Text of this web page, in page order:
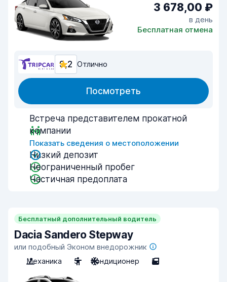
3 678,00 ₽
в день
Бесплатная отмена
9,2 Отлично
Посмотреть
Встреча представителем прокатной
компании
Показать сведения о местоположении
Низкий депозит
Неограниченный пробег
Частичная предоплата
Бесплатный дополнительный водитель
Dacia Sandero Stepway
или подобный Эконом внедорожник
Механика
5 Кондиционер 5